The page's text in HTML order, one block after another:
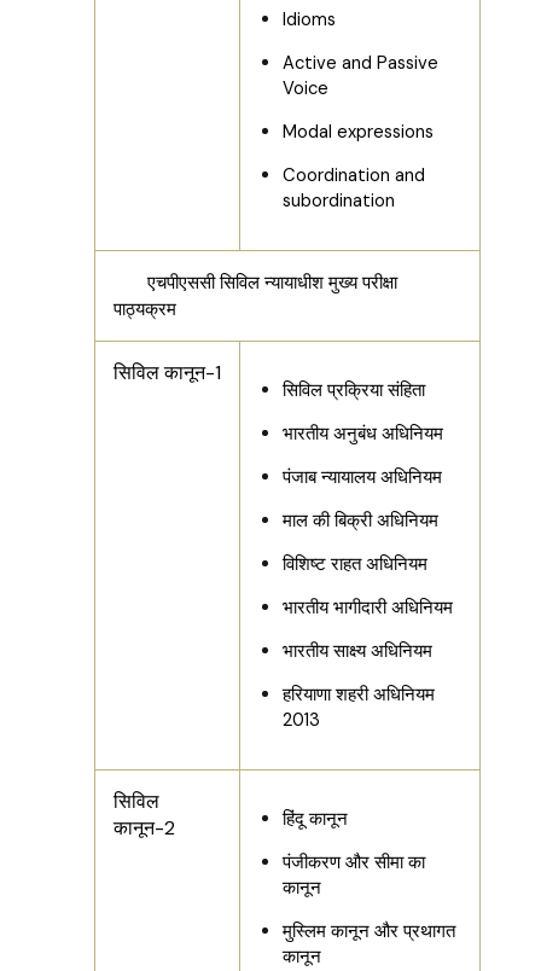
Idioms
Active and Passive
Voice
Modal expressions
Coordination and
subordination
एचपीएससी सिविल न्यायाधीश मुख्य परीक्षा
पाठ्यक्रम
सिविल कानून-1
सिविल प्रक्रिया संहिता
भारतीय अनुबंध अधिनियम
पंजाब न्यायालय अधिनियम
माल की बिक्री अधिनियम
विशिष्ट राहत अधिनियम
भारतीय भागीदारी अधिनियम
भारतीय साक्ष्य अधिनियम
हरियाणा शहरी अधिनियम
2013
सिविल
कानून-2
हिंदू कानून
पंजीकरण और सीमा का
कानून
मुस्लिम कानून और प्रथागत
कानून